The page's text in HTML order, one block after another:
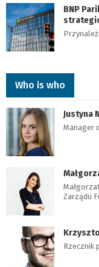
BNP
Who is who
Justyna
Manager
Zarządu
Rzecznik